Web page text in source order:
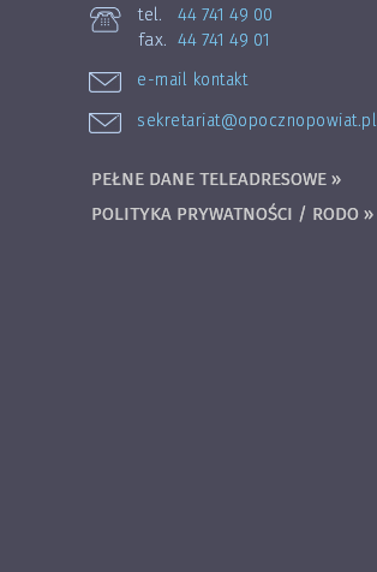
tel.
44 741 49 00
fax. 44 741 49 01
e-mail kontakt
sekretariat@opocznopowiat.pl
PEŁNE DANE TELEADRESOWE »
POLITYKA PRYWATNOŚCI / RODO »